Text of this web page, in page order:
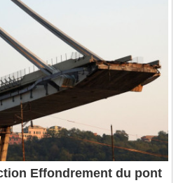
off
, selected
, opens subtitles
, selected
Fullscreen